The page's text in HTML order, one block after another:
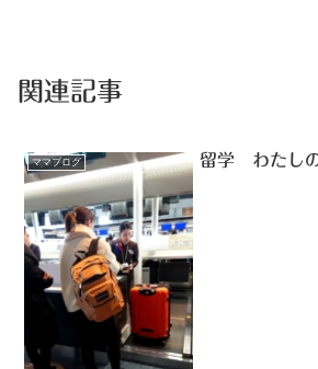
関連記事
ママブログ 留学 わたし